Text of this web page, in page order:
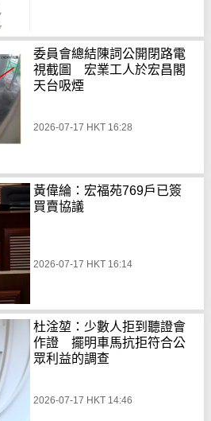
委員會總結陳詞公開閉路電
視截圖 宏業工人於宏昌閣
天台吸煙
2026-07-17 HKT 16:28
黃偉綸：宏福苑769戶已簽
買賣協議
2026-07-17 HKT 16:14
杜淦堃：少數人拒到聽證會
作證 擺明車馬抗拒符合公
眾利益的調查
2026-07-17 HKT 14:46